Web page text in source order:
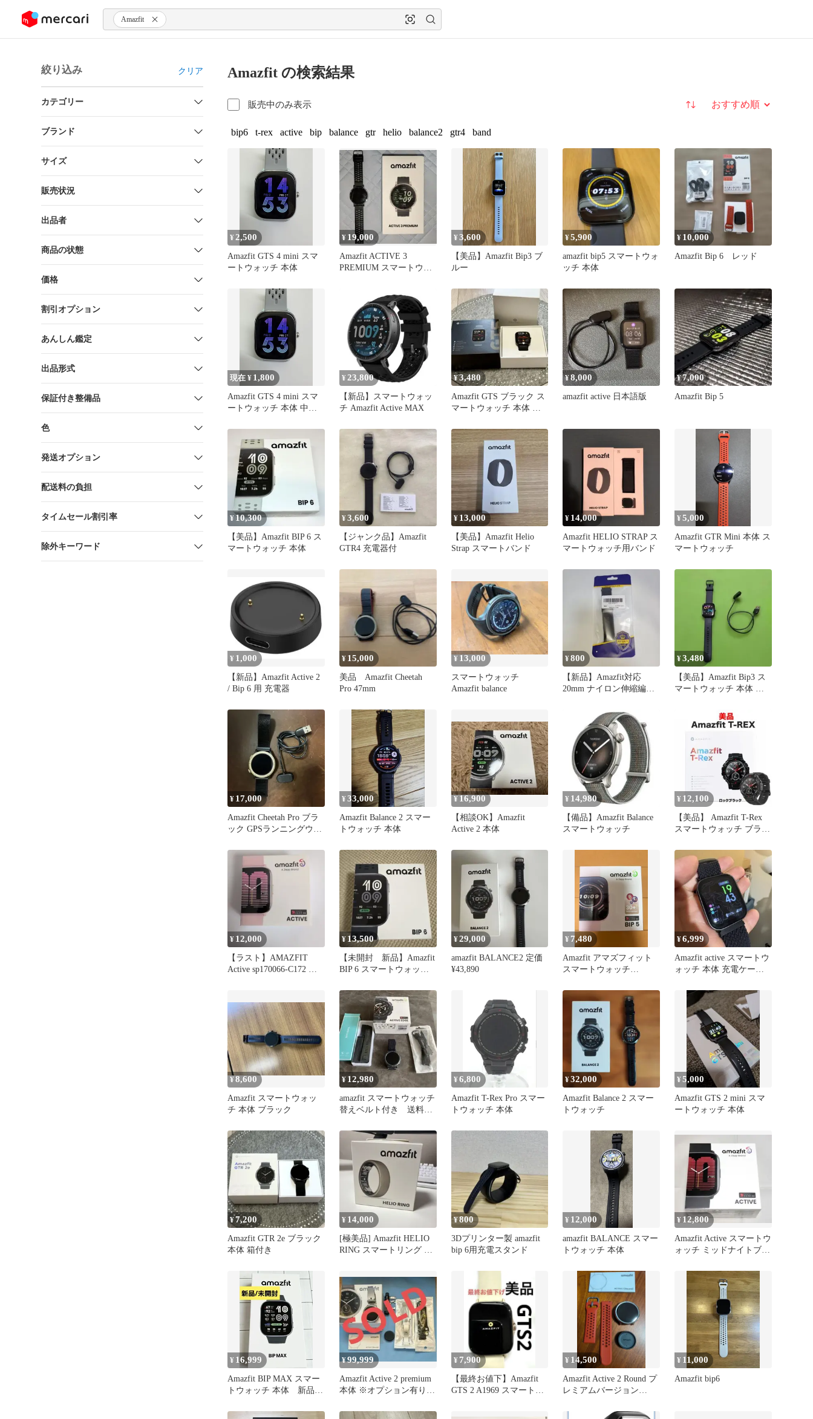
ツにスキップ Amazfit
絞り込み クリア
カテゴリー
ブランド
サイズ
販売状況
出品者
商品の状態
価格
割引オプション
あんしん鑑定
出品形式
保証付き整備品
色
発送オプション
配送料の負担
タイムセール割引率
除外キーワード
Amazfit の検索結果
販売中のみ表示 並び替え
bip6 t-rex active bip balance gtr helio balance2 gtr4 band
¥ 2,500
Amazfit GTS 4 mini スマ
ートウォッチ 本体
¥ 19,000
Amazfit ACTIVE 3
PREMIUM スマートウォ
¥3,600
【美品】Amazfit Bip3 ブ
ルー
¥5,900
amazfit bip5 スマートウォ
ッチ 本体
¥ 10,000
Amazfit Bip 6 レッド
現在 ¥ 1,800
Amazfit GTS 4 mini スマ
ートウォッチ 本体 中古
¥ 23,800
【新品】スマートウォッ
チ Amazfit Active MAX
¥3,480
Amazfit GTS ブラック ス
マートウォッチ 本体 充
¥8,000
amazfit active 日本語版
¥7,000
Amazfit Bip 5
¥ 10,300
【美品】Amazfit BIP 6 ス
マートウォッチ 本体
¥3,600
【ジャンク品】Amazfit
GTR4 充電器付
¥ 13,000
【美品】Amazfit Helio
Strap スマートバンド
¥ 14,000
Amazfit HELIO STRAP ス
マートウォッチ用バンド
¥5,000
Amazfit GTR Mini 本体 ス
マートウォッチ
¥ 1,000
【新品】Amazfit Active 2
/ Bip 6 用 充電器
¥ 15,000
美品 Amazfit Cheetah
Pro 47mm
¥ 13,000
スマートウォッチ
Amazfit balance
¥800
【新品】Amazfit対応
20mm ナイロン伸縮編み
¥3,480
【美品】Amazfit Bip3 ス
マートウォッチ 本体 充
¥ 17,000
Amazfit Cheetah Pro ブラ
ック GPSランニングウォ
¥33,000
Amazfit Balance 2 スマー
トウォッチ 本体
¥ 16,900
【相談OK】Amazfit
Active 2 本体
¥ 14,980
【備品】Amazfit Balance
スマートウォッチ
¥ 12,100
【美品】 Amazfit T-Rex
スマートウォッチ ブラッ
¥ 12,000
【ラスト】AMAZFIT
Active sp170066-C172 新
¥ 13,500
【未開封 新品】Amazfit
BIP 6 スマートウォッチ
¥29,000
amazfit BALANCE2 定価
¥43,890
¥ 7,480
Amazfit アマズフィット
スマートウォッチ
ンク sp170064-C201
¥6,999
Amazfit active スマートウ
ォッチ 本体 充電ケーブ
¥8,600
Amazfit スマートウォッ
チ 本体 ブラック
¥ 12,980
amazfit スマートウォッチ
替えベルト付き 送料無
¥6,800
Amazfit T-Rex Pro スマー
トウォッチ 本体
¥32,000
Amazfit Balance 2 スマー
トウォッチ
¥5,000
Amazfit GTS 2 mini スマ
ートウォッチ 本体
¥7,200
Amazfit GTR 2e ブラック
本体 箱付き
¥ 14,000
[極美品] Amazfit HELIO
RING スマートリング 本
¥800
3Dプリンター製 amazfit
bip 6用充電スタンド
¥ 12,000
amazfit BALANCE スマー
トウォッチ 本体
¥ 12,800
Amazfit Active スマートウ
ォッチ ミッドナイトブラ
¥ 16,999
Amazfit BIP MAX スマー
トウォッチ 本体 新品
¥99,999
Amazfit Active 2 premium
本体 ※オプション有りま
¥ 7,900
【最終お値下】Amazfit
GTS 2 A1969 スマートウ
¥ 14,500
Amazfit Active 2 Round プ
レミアムバージョン
¥ 11,000
Amazfit bip6